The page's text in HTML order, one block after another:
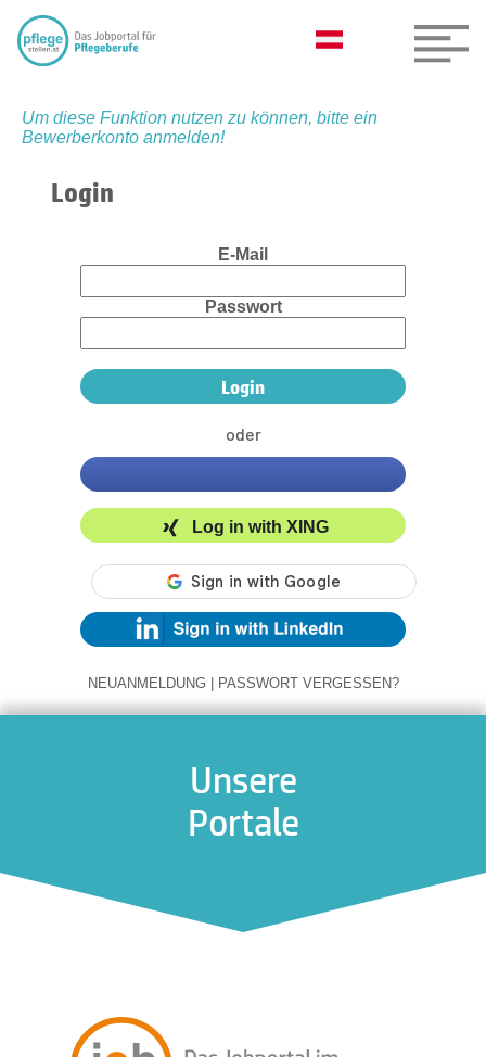
Um diese Funktion nutzen zu können, bitte ein
Bewerberkonto anmelden!
Login
E-Mail
Passwort
oder
Log in with XING
NEUANMELDUNG | PASSWORT VERGESSEN?
Unsere
Portale